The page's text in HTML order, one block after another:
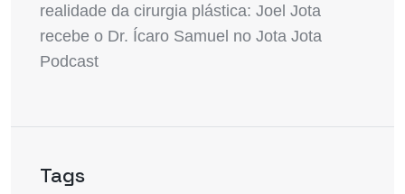
realidade da cirurgia plástica: Joel Jota
recebe o Dr. Ícaro Samuel no Jota Jota
Podcast
Tags